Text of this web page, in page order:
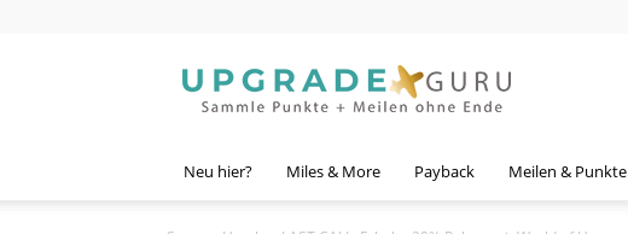
Guru
Neu hier? Miles & More Payback Meilen & Punkte